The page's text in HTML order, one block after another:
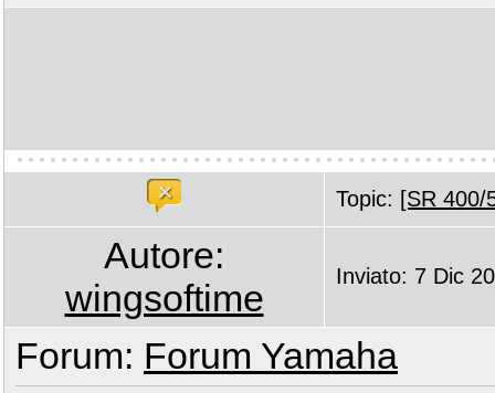
Topic: [SR 400/
Autore:
wingsoftime
Inviato: 7 Dic
Forum: Forum Yamaha